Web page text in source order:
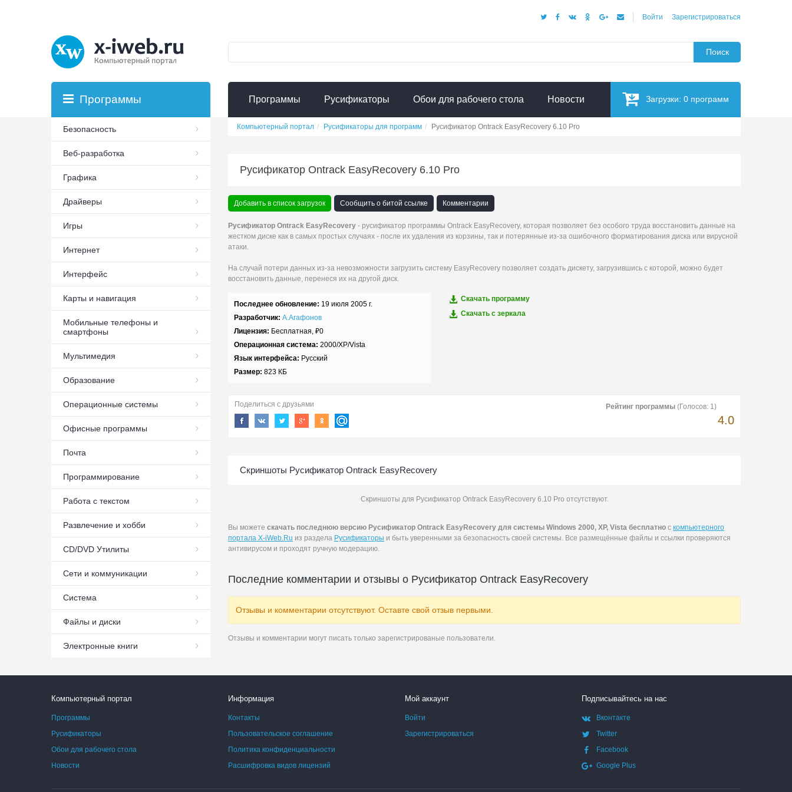
Войти Зарегистрироваться
Поиск
Программы Русификаторы Обои для рабочего стола Новости Загрузки: 0 программ
Компьютерный портал Русификаторы для программ Русификатор Ontrack EasyRecovery 6.10 Pro
Русификатор Ontrack EasyRecovery 6.10 Pro
Добавить в список загрузок Сообщить о битой ссылке Комментарии
Русификатор Ontrack EasyRecovery - русификатор программы Ontrack EasyRecovery, которая позволяет без особого труда восстановить данные на
жестком диске как в самых простых случаях - после их удаления из корзины, так и потерянные из-за ошибочного форматирования диска или вирусной
атаки.
На случай потери данных из-за невозможности загрузить систему EasyRecovery позволяет создать дискету, загрузившись с которой, можно будет
восстановить данные, перенеся их на другой диск.
Последнее обновление: 19 июля 2005 г.
Разработчик: А.Агафонов
Лицензия: Бесплатная, ₽0
Операционная система: 2000/XP/Vista
Язык интерфейса: Русский
Размер: 823 КБ
Скачать программу
Скачать c зеркала
Поделиться с друзьями Рейтинг программы (Голосов: 1)
4.0
Скриншоты Русификатор Ontrack EasyRecovery
Скриншоты для Русификатор Ontrack EasyRecovery 6.10 Pro отсутствуют.
Вы можете скачать последнюю версию Русификатор Ontrack EasyRecovery для системы Windows 2000, XP, Vista бесплатно с компьютерного
портала X-iWeb.Ru из раздела Русификаторы и быть уверенными за безопасность своей системы. Все размещённые файлы и ссылки проверяются
антивирусом и проходят ручную модерацию.
Последние комментарии и отзывы о Русификатор Ontrack EasyRecovery
Отзывы и комментарии отсутствуют. Оставте свой отзыв первыми.
Отзывы и комментарии могут писать только зарегистрированые пользователи.
Программы
Безопасность
Веб-разработка
Графика
Драйверы
Игры
Интернет
Интерфейс
Карты и навигация
Мобильные телефоны и
смартфоны
Мультимедия
Образование
Операционные системы
Офисные программы
Почта
Программирование
Работа с текстом
Развлечение и хобби
СD/DVD Утилиты
Сети и коммуникации
Система
Файлы и диски
Электронные книги
Компьютерный портал
Программы
Русификаторы
Обои для рабочего стола
Новости
Информация
Контакты
Пользовательское соглашение
Политика конфиденциальности
Расшифровка видов лицензий
Мой аккаунт
Войти
Зарегистрироваться
Подписывайтесь на нас
Вконтакте
Twitter
Facebook
Google Plus